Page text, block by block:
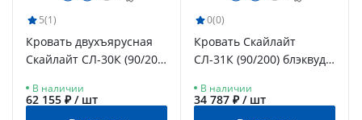
5(1)
Кровать двухъярусная
Скайлайт СЛ-30К (90/200)
графит/белый
В наличии
62 155 ₽ / шт
0(0)
Кровать Скайлайт
СЛ-31К (90/200) блэквуд
В наличии
34 787 ₽ / шт